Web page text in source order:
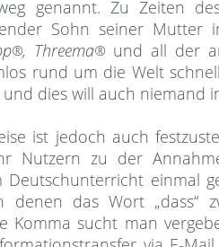
genannt. Zu Zeiten
Sohn seiner Mutter
®, Threema® und all der
rund um die Welt
dies will auch niemand
ist jedoch auch
Nutzern zu der
Deutschunterricht einmal
denen das Wort „dass“
Komma sucht man